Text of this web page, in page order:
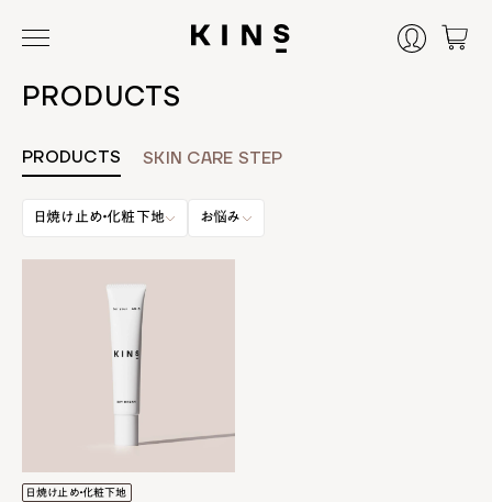
PRODUCTS
PRODUCTS SKIN CARE STEP
日焼け止め・化粧下地 お悩み
日焼け止め・化粧下地